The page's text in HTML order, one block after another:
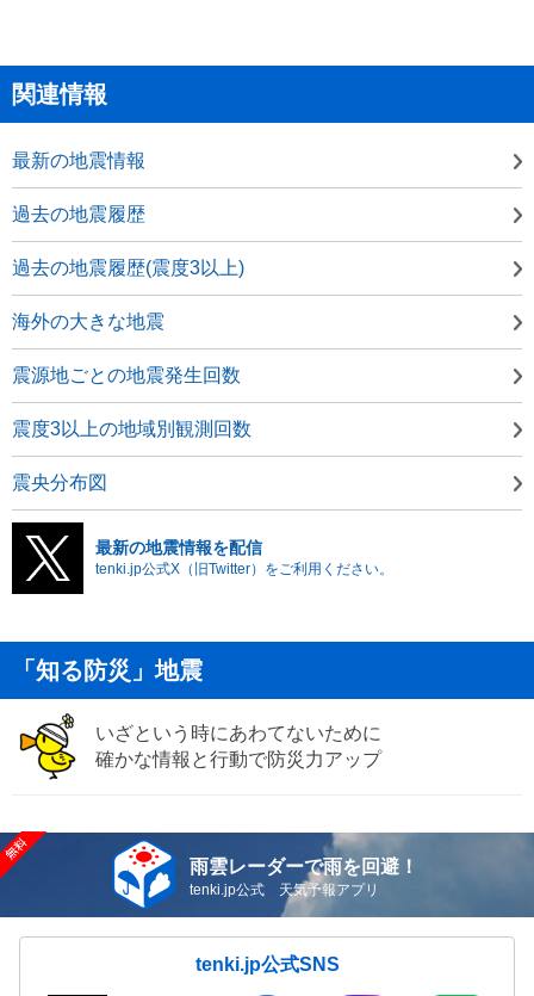
関連情報
最新の地震情報
過去の地震履歴
過去の地震履歴(震度3以上)
海外の大きな地震
震源地ごとの地震発生回数
震度3以上の地域別観測回数
震央分布図
最新の地震情報を配信
tenki.jp公式X（旧Twitter）をご利用ください。
「知る防災」地震
いざという時にあわてないために
確かな情報と行動で防災力アップ
雨雲レーダーで雨を回避！
tenki.jp公式 天気予報アプリ
tenki.jp公式SNS